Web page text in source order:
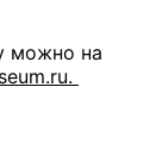
можно на